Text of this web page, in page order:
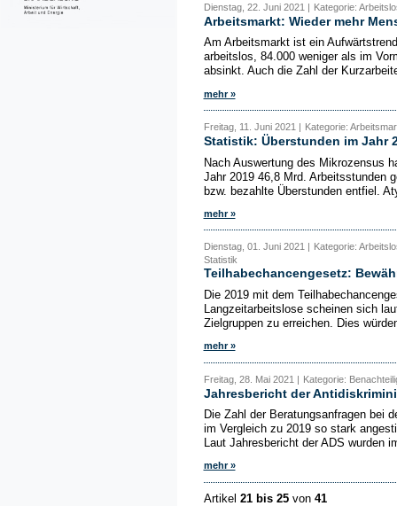
Dienstag, 22. Juni 2021 | Kategorie:
Arbeitsmarkt: Wieder mehr
Am Arbeitsmarkt ist ein
arbeitslos, 84.000 weniger als im
absinkt. Auch die Zahl der
mehr »
Freitag, 11. Juni 2021 | Kategorie:
Statistik: Überstunden im Jahr
Nach Auswertung des Mikrozensus
Jahr 2019 46,8 Mrd. Arbeitsstunden
bzw. bezahlte Überstunden entfiel.
mehr »
Dienstag, 01. Juni 2021 |
Kategorie:
Statistik
Teilhabechancengesetz:
Die 2019 mit dem
Langzeitarbeitslose scheinen sich
Zielgruppen zu erreichen. Dies
mehr »
Freitag, 28. Mai 2021 | Kategorie:
Jahresbericht der
Die Zahl der Beratungsanfragen bei
im Vergleich zu 2019 so stark
Laut Jahresbericht der ADS wurden
mehr »
Artikel 21 bis 25von 41